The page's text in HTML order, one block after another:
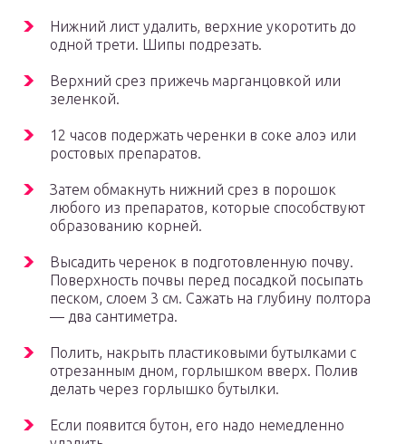
Нижний лист удалить, верхние укоротить до
одной трети. Шипы подрезать.
Верхний срез прижечь марганцовкой или
зеленкой.
12 часов подержать черенки в соке алоэ или
ростовых препаратов.
Затем обмакнуть нижний срез в порошок
любого из препаратов, которые способствуют
образованию корней.
Высадить черенок в подготовленную почву.
Поверхность почвы перед посадкой посыпать
песком, слоем 3 см. Сажать на глубину полтора
— два сантиметра.
Полить, накрыть пластиковыми бутылками с
отрезанным дном, горлышком вверх. Полив
делать через горлышко бутылки.
Если появится бутон, его надо немедленно